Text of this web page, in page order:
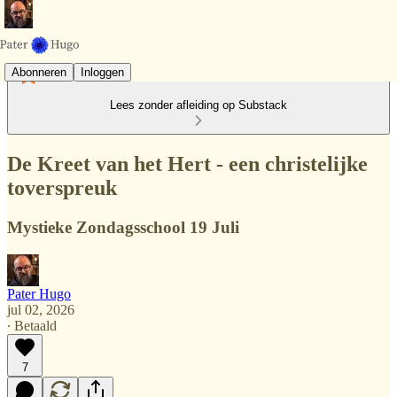
Abonneren Inloggen
Lees zonder afleiding op Substack
De Kreet van het Hert - een christelijke
toverspreuk
Mystieke Zondagsschool 19 Juli
Pater Hugo
jul 02, 2026
∙ Betaald
7